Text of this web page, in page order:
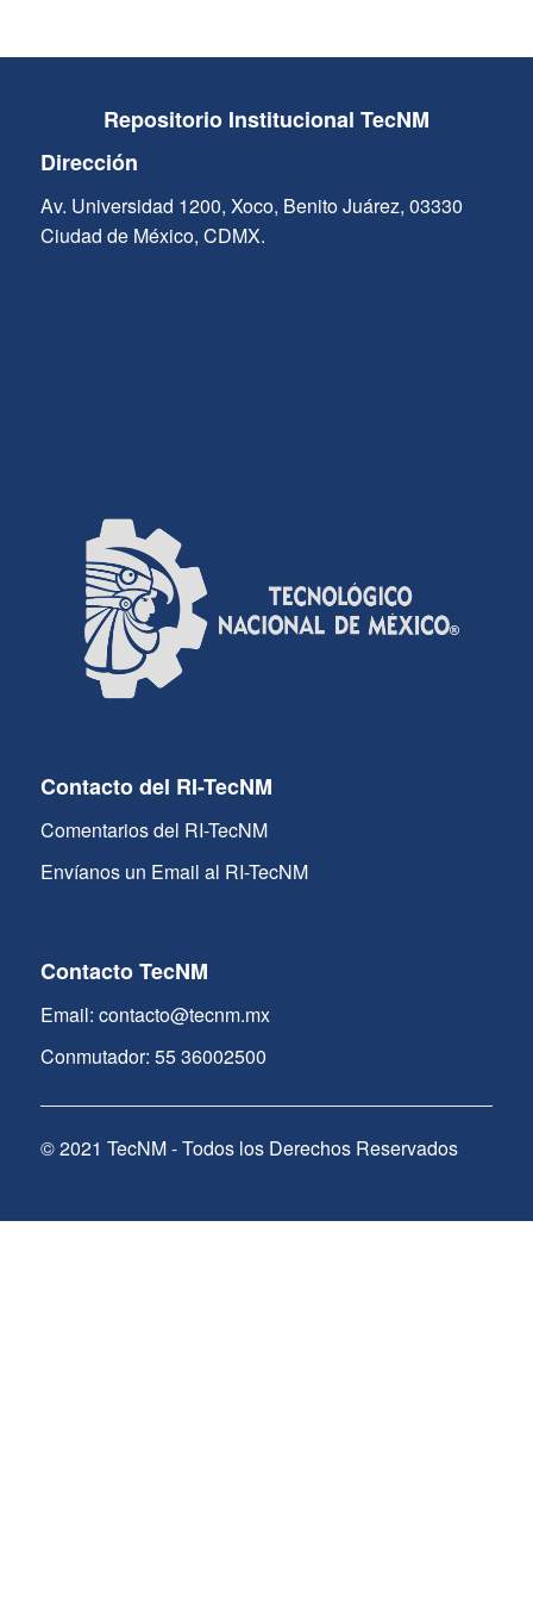
Repositorio Institucional TecNM
Dirección
Av. Universidad 1200, Xoco, Benito Juárez, 03330
Ciudad de México, CDMX.
Contacto del RI-TecNM
Comentarios del RI-TecNM
Envíanos un Email al RI-TecNM
Contacto TecNM
Email: contacto@tecnm.mx
Conmutador: 55 36002500
© 2021 TecNM - Todos los Derechos Reservados